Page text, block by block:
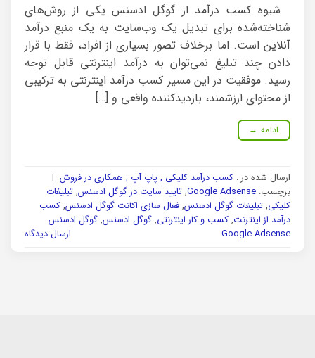
شیوه کسب درآمد از گوگل ادسنس یکی از روش‌های
شناخته‌شده برای تبدیل یک وب‌سایت به یک منبع درآمد
آنلاین است. اما برخلاف تصور بسیاری از افراد، فقط با قرار
دادن چند تبلیغ نمی‌توان به درآمد اینترنتی قابل توجه
رسید. موفقیت در این مسیر کسب درآمد اینترنتی به ترکیبی
از محتوای ارزشمند، بازدیدکننده واقعی و […]
ادامه →
ارسال شده در : کسب درآمد کلیکی , پاپ آپ , همکاری در فروش |
برچسب: Google Adsense
, تایید سایت در گوگل ادسنس, تبلیغات
کلیکی, تبلیغات گوگل ادسنس, فعال سازی اکانت گوگل ادسنس, کسب
درآمد از اینترنت, کسب و کار اینترنتی, گوگل ادسنس, گوگل ادسنس
Google Adsense
ارسال دیدگاه